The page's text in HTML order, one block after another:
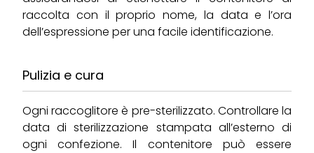
raccolta con il proprio nome, la data e l’ora
dell’espressione per una facile identificazione.
Pulizia e cura
Ogni raccoglitore è pre-sterilizzato. Controllare la
data di sterilizzazione stampata all’esterno di
ogni confezione. Il contenitore può essere